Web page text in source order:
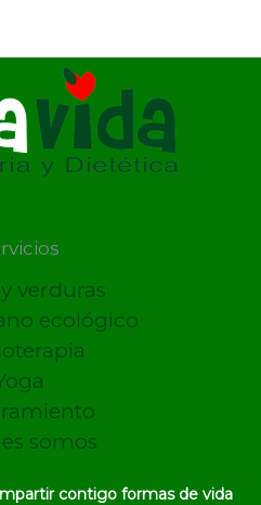
verduras
ecológico
somos
contigo formas de vida